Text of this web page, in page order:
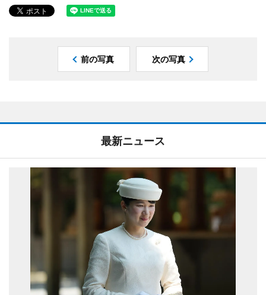
前の写真 次の写真
最新ニュース